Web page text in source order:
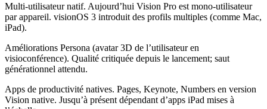
Multi-utilisateur natif. Aujourd’hui Vision Pro est mono-utilisateur
par appareil. visionOS 3 introduit des profils multiples (comme Mac,
iPad).
Améliorations Persona (avatar 3D de l’utilisateur en
visioconférence). Qualité critiquée depuis le lancement; saut
générationnel attendu.
Apps de productivité natives. Pages, Keynote, Numbers en version
Vision native. Jusqu’à présent dépendant d’apps iPad mises à